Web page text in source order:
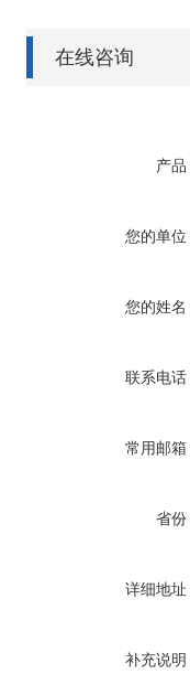
在线咨询
产品
您的单位
您的姓名
联系电话
常用邮箱
省份
详细地址
补充说明